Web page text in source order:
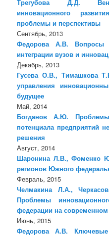
Трегубова Д.Д.
инновационного
проблемы и перспективы
Сентябрь, 2013
Федорова А.В. Вопросы
интеграции вузов и
Декабрь, 2013
Гусева О.В., Тимашкова
управления
будущее
Май, 2014
Богданов А.Ю. Проблемы
потенциала предприятий
решения
Август, 2014
Шаронина Л.В., Фоменко
регионов Южного
Февраль, 2015
Челмакина Л.А.,
Проблемы
федерации на современном
Июнь, 2015
Федорова А.В.